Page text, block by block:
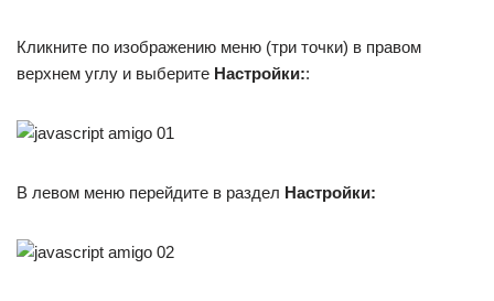
Кликните по изображению меню (три точки) в правом
верхнем углу и выберите Настройки::
В левом меню перейдите в раздел Настройки: